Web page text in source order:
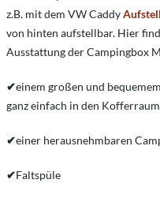
z.B. mit dem VW Caddy
von hinten aufstellbar. Hier
Ausstattung der Campingbox
✔einem großen und
ganz einfach in den
✔einer herausnehmbaren
✔Faltspüle